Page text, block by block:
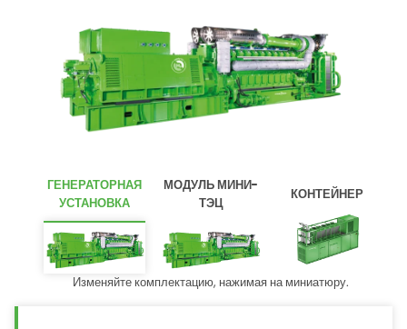
ГЕНЕРАТОРНАЯ
УСТАНОВКА
МОДУЛЬ МИНИ-
ТЭЦ
КОНТЕЙНЕР
Изменяйте комплектацию, нажимая на миниатюру.